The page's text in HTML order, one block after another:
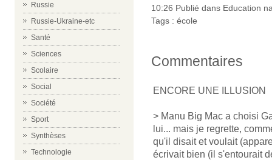
Russie
Russie-Ukraine-etc
Santé
Sciences
Scolaire
Social
Société
Sport
Synthèses
Technologie
10:26 Publié dans Education
Tags : école
Commentaires
ENCORE UNE ILLUSION
> Manu Big Mac a choisi
lui... mais je regrette,
qu'il disait et voulait
écrivait bien (il s'entourait